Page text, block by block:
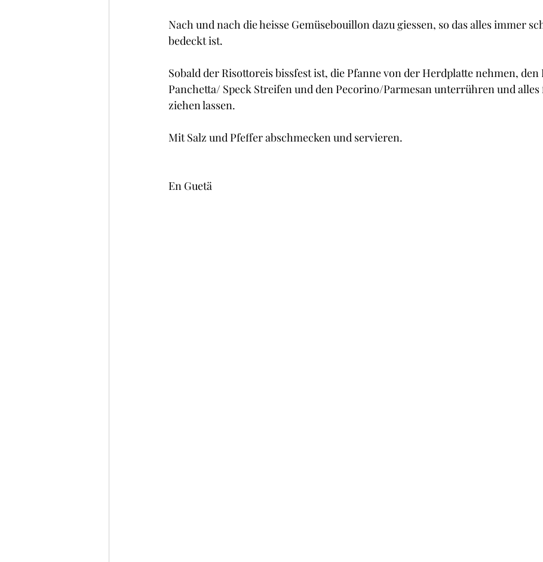
Nach und nach die heisse Gemüsebouillon dazu giessen, so das alles immer
bedeckt ist.
Sobald der Risottoreis bissfest ist, die Pfanne von der Herdplatte nehmen, den
Panchetta/ Speck Streifen und den Pecorino/Parmesan unterrühren und alles
ziehen lassen.
Mit Salz und Pfeffer abschmecken und servieren.
En Guetä